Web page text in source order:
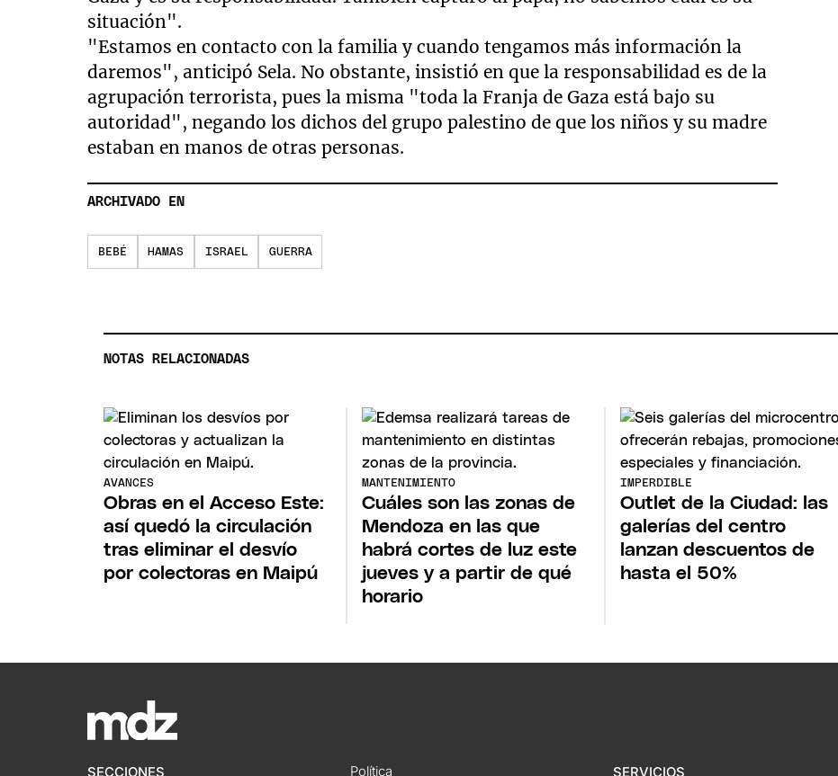
situación".
"Estamos en contacto con la familia y cuando tengamos más información la
daremos", anticipó Sela. No obstante, insistió en que la responsabilidad es de la
agrupación terrorista, pues la misma "toda la Franja de Gaza está bajo su
autoridad", negando los dichos del grupo palestino de que los niños y su madre
estaban en manos de otras personas.
ARCHIVADO EN
BEBÉ HAMAS ISRAEL GUERRA
NOTAS RELACIONADAS
AVANCES
Obras en el Acceso Este:
así quedó la circulación
tras eliminar el desvío
por colectoras en Maipú
MANTENIMIENTO
Cuáles son las zonas de
Mendoza en las que
habrá cortes de luz este
jueves y a partir de qué
horario
IMPERDIBLE
Outlet de la Ciudad: las
galerías del centro
lanzan descuentos de
hasta el 50%
SECCIONES Política SERVICIOS